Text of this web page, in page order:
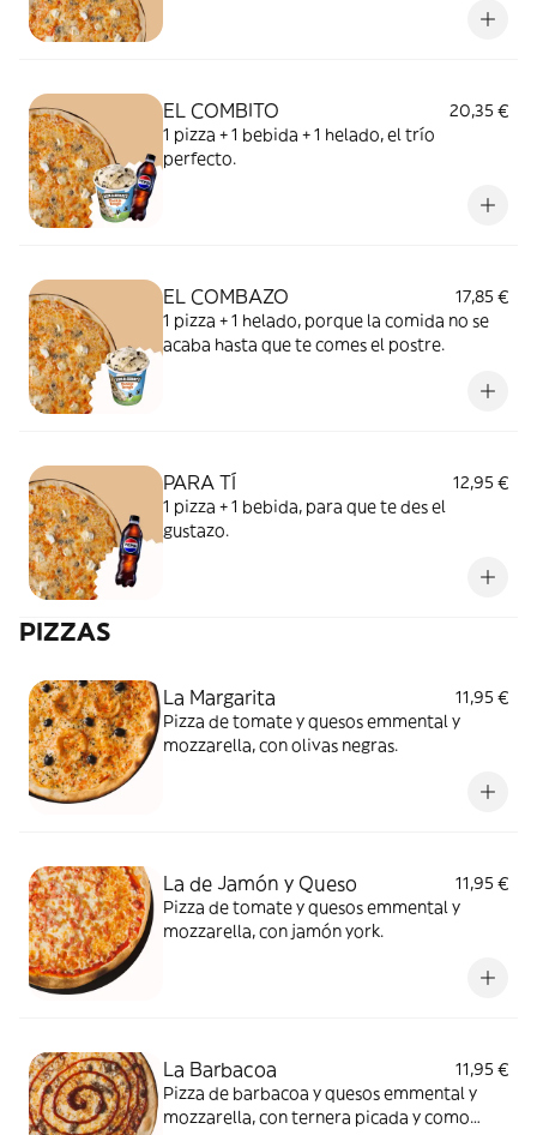
EL COMBITO
20,35 €
1 pizza + 1 bebida + 1 helado, el trío
perfecto.
EL COMBAZO
17,85 €
1 pizza + 1 helado, porque la comida no se
acaba hasta que te comes el postre.
PARA TÍ
12,95 €
1 pizza + 1 bebida, para que te des el
gustazo.
PIZZAS
La Margarita
11,95 €
Pizza de tomate y quesos emmental y
mozzarella, con olivas negras.
La de Jamón y Queso
11,95 €
Pizza de tomate y quesos emmental y
mozzarella, con jamón york.
La Barbacoa
11,95 €
Pizza de barbacoa y quesos emmental y
mozzarella, con ternera picada y como